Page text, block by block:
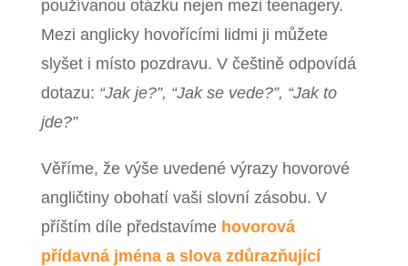
používanou otázku nejen mezi teenagery.
Mezi anglicky hovořícími lidmi ji můžete
slyšet i místo pozdravu. V češtině odpovídá
dotazu: “Jak je?”, “Jak se vede?”, “Jak to
jde?”
Věříme, že výše uvedené výrazy hovorové
angličtiny obohatí vaši slovní zásobu. V
příštím díle představíme hovorová
přídavná jména a slova zdůrazňující